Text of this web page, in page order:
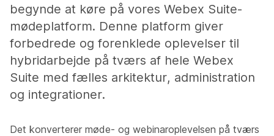
begynde at køre på vores Webex Suite-
mødeplatform. Denne platform giver
forbedrede og forenklede oplevelser til
hybridarbejde på tværs af hele Webex
Suite med fælles arkitektur, administration
og integrationer.
Det konverterer møde- og webinaroplevelsen på tværs